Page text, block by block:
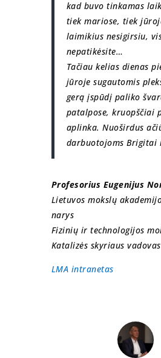
kad buvo tinkamas
tiek mariose, tiek
laimikius nesigirsiu,
nepatikėsite…
Tačiau kelias dienas
jūroje sugautomis
gerą įspūdį paliko
patalpose, kruopščiai
aplinka. Nuoširdus
darbuotojoms Brigitai
Profesorius Eugenijus
Lietuvos mokslų
narys
Fizinių ir technologijos
Katalizės skyriaus vadovas
LMA intranetas